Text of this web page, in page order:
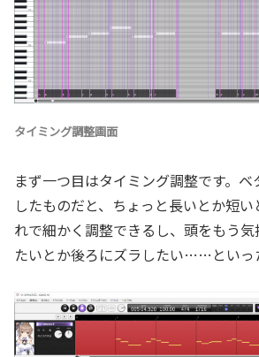
タイミング調整画面
まず一つ目はタイミング調整です。
したものだと、ちょっと長いとか短
れで細かく調整できるし、頭をもう
たいとか後ろにズラしたい……といっ